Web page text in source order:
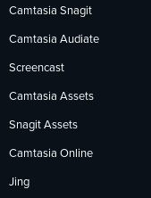
Camtasia Snagit
Camtasia Audiate
Screencast
Camtasia Assets
Snagit Assets
Camtasia Online
Jing